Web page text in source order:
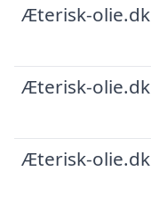
Æterisk-olie.dk
Æterisk-olie.dk
Æterisk-olie.dk